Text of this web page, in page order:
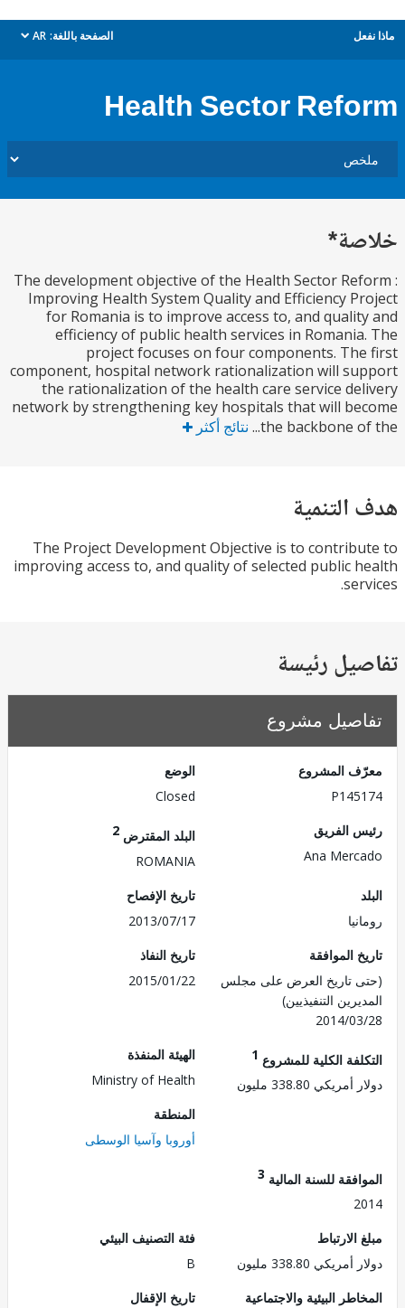
الصفحة باللغة: AR
dropdown
Health Sector
The development objective of the Health Sector
Improving Health System Quality and Efficiency
for Romania is to improve access to, and
efficiency of public health services in
project focuses on four components.
component, hospital network rationalization will
the rationalization of the health care service
network by strengthening key hospitals that will
the backbone نتائج أكثر
The Project Development Objective is to
improving access to, and quality of selected public
رئيسة
مشروع
المشروع
الفريق
Ana
البلد المقترض
ROMANIA
تاريخ الإفصاح
2013/07/17
الموافقة
تاريخ العرض على مجلس
التنفيذيين)
2014/
تاريخ النفاذ
2015/01/22
الكلية للمشروع1
338.80 مليون
الهيئة المنفذة
Ministry of Health
أوروبا وآسيا الوسطى
للسنة المالية3
338.80 مليون
فئة التصنيف البيئي
B
البيئية والاجتماعية
تاريخ الإقفال